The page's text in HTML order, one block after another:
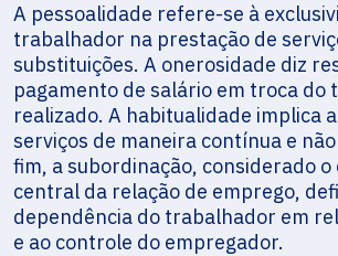
A pessoalidade refere-se à
trabalhador na prestação de
substituições. A onerosidade diz
pagamento de salário em troca do
realizado. A habitualidade implica
serviços de maneira contínua e
fim, a subordinação, considerado
central da relação de emprego,
dependência do trabalhador em
e ao controle do empregador.